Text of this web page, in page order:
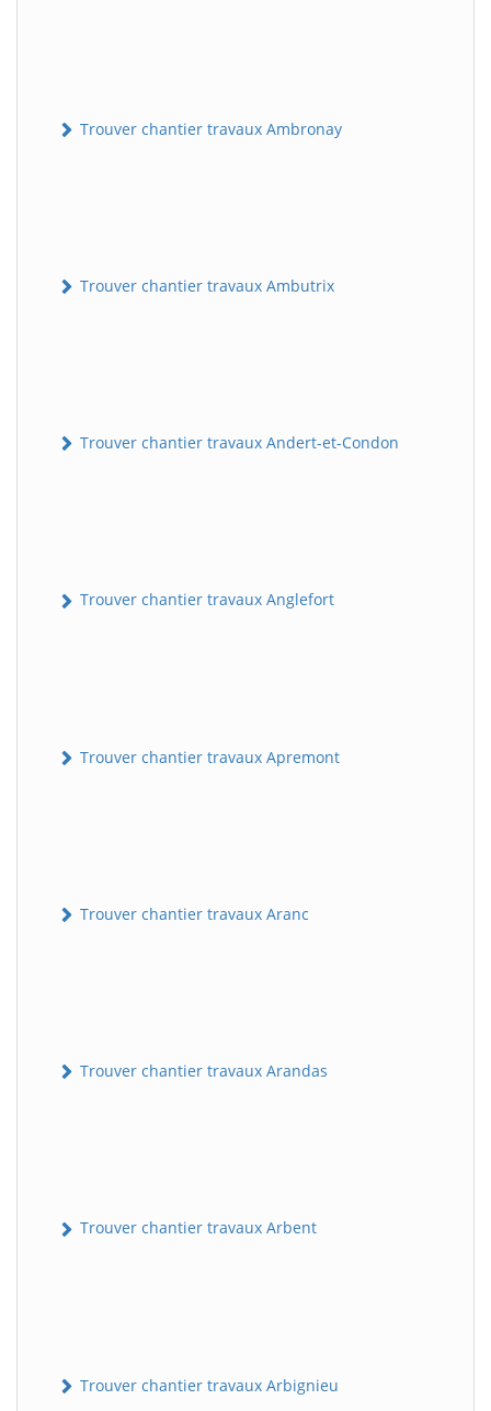
Trouver chantier travaux Ambronay
Trouver chantier travaux Ambutrix
Trouver chantier travaux Andert-et-Condon
Trouver chantier travaux Anglefort
Trouver chantier travaux Apremont
Trouver chantier travaux Aranc
Trouver chantier travaux Arandas
Trouver chantier travaux Arbent
Trouver chantier travaux Arbignieu